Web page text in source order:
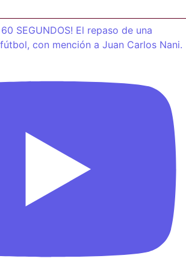
SEGUNDOS! El repaso de una
con mención a Juan Carlos Nani.